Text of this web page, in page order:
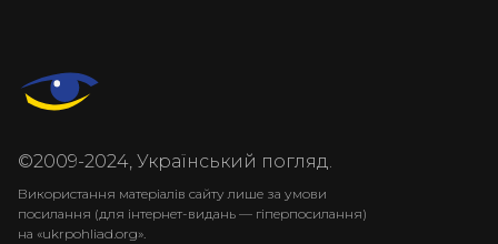
©2009-2024, Український погляд.
Використання матеріалів сайту лише за умови
посилання (для інтернет-видань — гіперпосилання)
на «ukrpohliad.org».